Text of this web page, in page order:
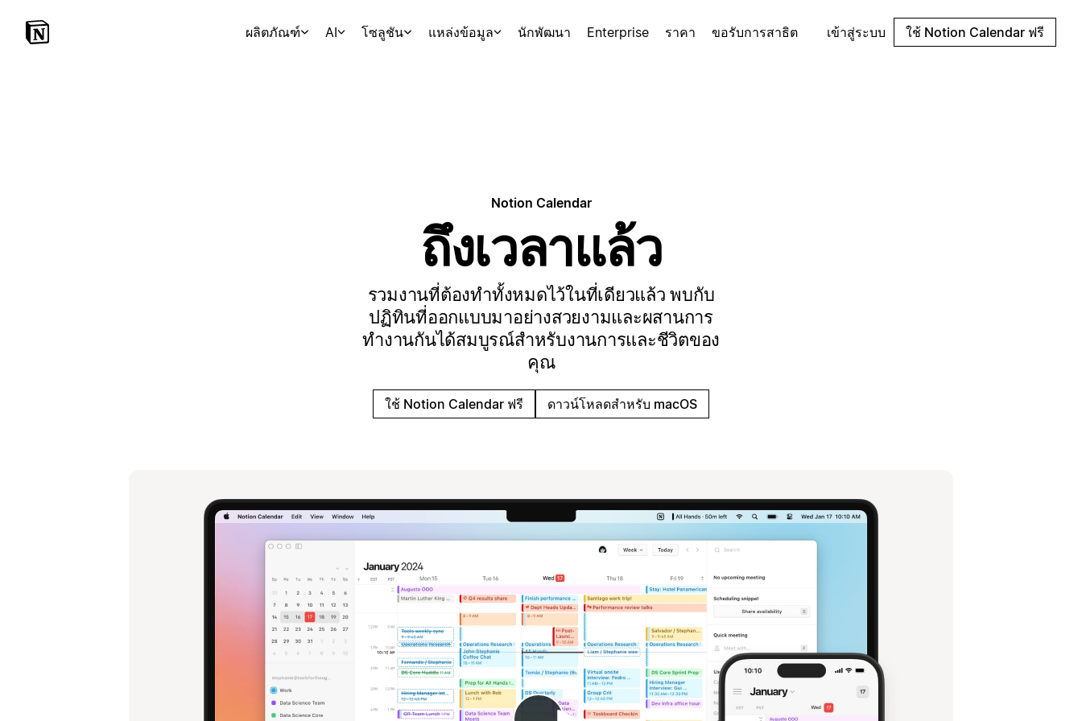
ผลิตภัณฑ์ AI โซลูชัน แหล่งข้อมูล นักพัฒนา Enterprise ราคา ขอรับการสาธิต เข้าสู่ระบบ ใช้ Notion Calendar ฟรี
Notion Calendar
ถึงเวลาแล้ว
รวมงานที่ต้องทำทั้งหมดไว้ในที่เดียวแล้ว พบกับ
ปฏิทินที่ออกแบบมาอย่างสวยงามและผสานการ
ทำงานกันได้สมบูรณ์สำหรับงานการและชีวิตของ
คุณ
ใช้ Notion Calendar ฟรี ดาวน์โหลดสำหรับ macOS